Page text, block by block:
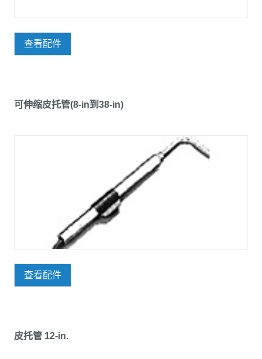
查看配件
可伸缩皮托管(8-in到38-in)
查看配件
皮托管 12-in.